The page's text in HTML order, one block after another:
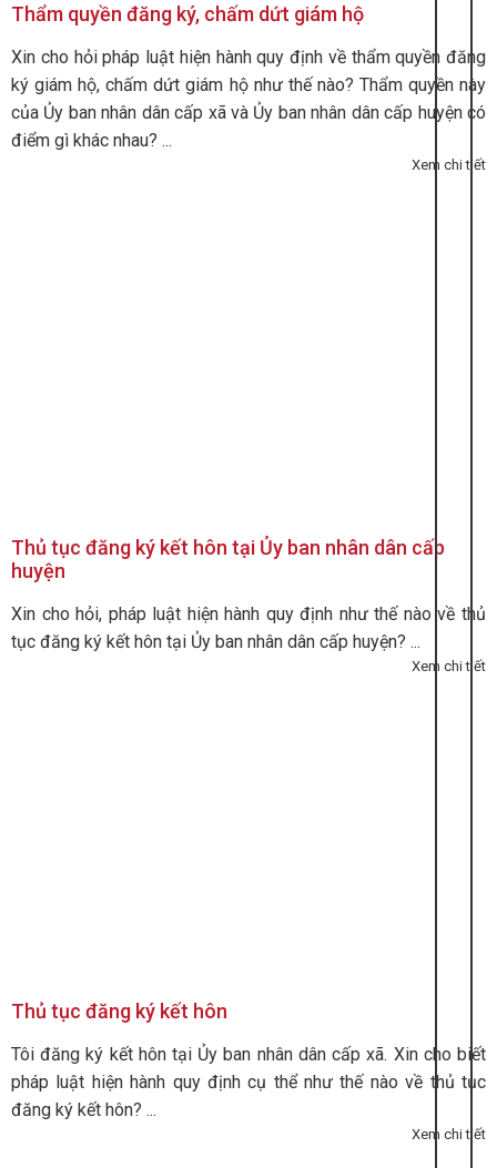
Thẩm quyền đăng ký, chấm dứt giám hộ
Xin cho hỏi pháp luật hiện hành quy định về thẩm quyền đăng
ký giám hộ, chấm dứt giám hộ như thế nào? Thẩm quyền này
của Ủy ban nhân dân cấp xã và Ủy ban nhân dân cấp huyện có
điểm gì khác nhau? ...
Xem chi tiết
Thủ tục đăng ký kết hôn tại Ủy ban nhân dân cấp
huyện
Xin cho hỏi, pháp luật hiện hành quy định như thế nào về thủ
tục đăng ký kết hôn tại Ủy ban nhân dân cấp huyện? ...
Xem chi tiết
Thủ tục đăng ký kết hôn
Tôi đăng ký kết hôn tại Ủy ban nhân dân cấp xã. Xin cho biết
pháp luật hiện hành quy định cụ thể như thế nào về thủ tục
đăng ký kết hôn? ...
Xem chi tiết